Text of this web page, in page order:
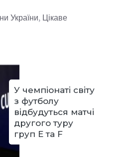
України, Цікаве
У чемпіонаті світу
з футболу
відбудуться матчі
другого туру
груп Е та F